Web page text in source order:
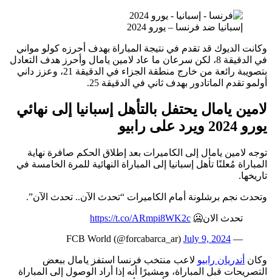
ضد فرنسا – يورو 2024
قد تقدم في نتيجة المباراة بهدف أحرزه كولو مواني
في الدقيقة 8، لكن سرعان ما عاد لامين يامال وأحرز هدف التعادل
بتصويبة رائعة من خارج منطقة الجزاء في الدقيقة 21، وعزز داني
الماتادور بهدف ثاني في الدقيقة 25.
يامال يحتفل بالتأهل إسبانيا إلى نهائي
يامال إلى الكاميرات بعد إطلاق الحكم صافرة نهاية
مُعلنًا تأهل إسبانيا إلى المباراة النهائية للمرة الخامسة في
برشلونة أمام الكاميرات “تحدث الآن.. تحدث الآن”.
الان🥶 https://t.co/ARmpi8WK2c
July 9, 2024
رابيولاعب منتخب فرنسا استفز يامال ببعض
قبل المباراة، ومشيرًا أنه إذا أراد الوصول إلى المباراة